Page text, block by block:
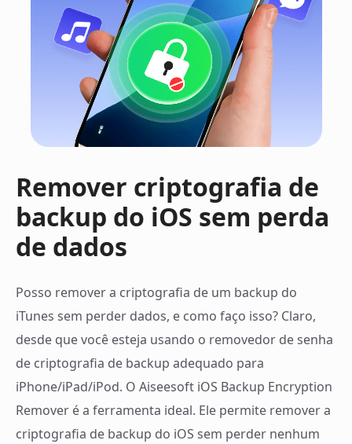
Remover criptografia de
backup do iOS sem perda
de dados
Posso remover a criptografia de um backup do
iTunes sem perder dados, e como faço isso? Claro,
desde que você esteja usando o removedor de senha
de criptografia de backup adequado para
iPhone/iPad/iPod. O Aiseesoft iOS Backup Encryption
Remover é a ferramenta ideal. Ele permite remover a
criptografia de backup do iOS sem perder nenhum